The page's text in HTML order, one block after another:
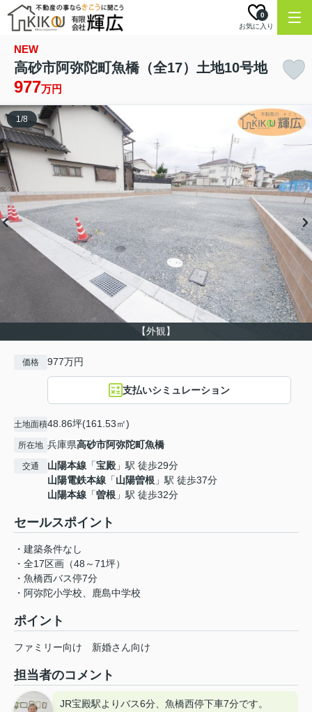
お気に入り
0
NEW
高砂市阿弥陀町魚橋（全17）土地10号地
977万円
【外観】
1/8
価格 977万円
支払いシミュレーション
土地面積48.86坪(161.53㎡)
所在地 兵庫県高砂市阿弥陀町魚橋
交通 山陽本線 「宝殿 」駅 徒歩29分
山陽電鉄本線 「山陽曽根 」駅 徒歩37分
山陽本線 「曽根 」駅 徒歩32分
セールスポイント
・建築条件なし
・全17区画（48～71坪）
・魚橋西バス停7分
・阿弥陀小学校、鹿島中学校
ポイント
ファミリー向け 新婚さん向け
担当者のコメント
JR宝殿駅よりバス6分、魚橋西停下車7分です。